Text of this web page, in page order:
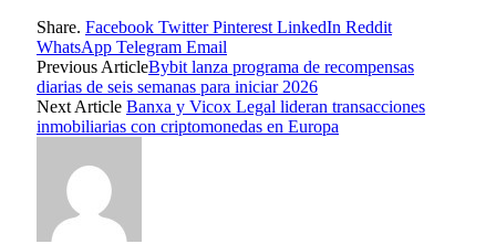
Share. Facebook Twitter Pinterest LinkedIn Reddit
WhatsApp Telegram Email
Previous ArticleBybit lanza programa de recompensas
diarias de seis semanas para iniciar 2026
Next Article Banxa y Vicox Legal lideran transacciones
inmobiliarias con criptomonedas en Europa